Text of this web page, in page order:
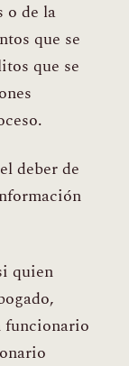
o de la
que se
que se
deber de
quien
funcionario